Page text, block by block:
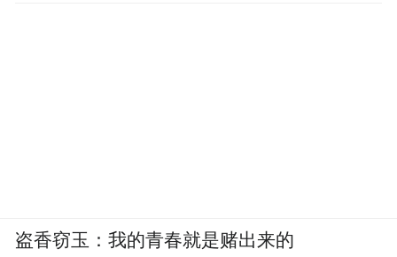
盗香窃玉：我的青春就是赌出来的